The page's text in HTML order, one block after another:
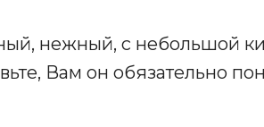
нежный, с небольшой
Вам он обязательно